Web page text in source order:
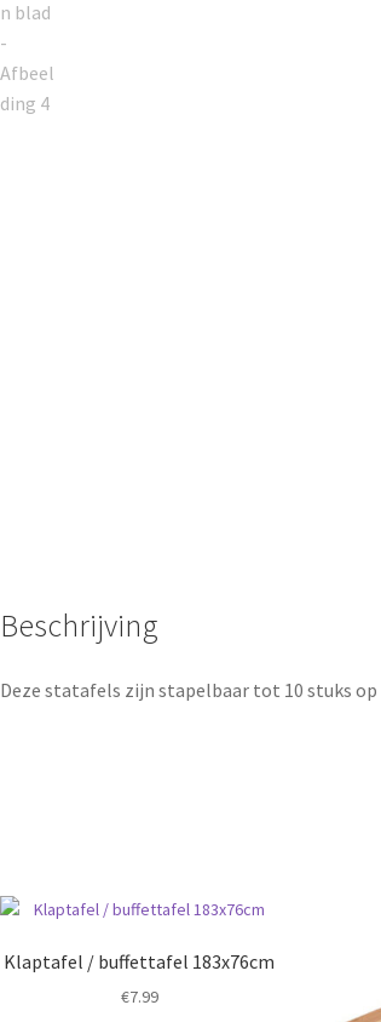
Beschrijving
Deze statafels zijn stapelbaar tot 10 stuks
Klaptafel / buffettafel 183x76cm
€7.99